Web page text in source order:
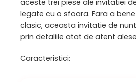
aceste trei piese ale invitatiei
legate cu o sfoara. Fara a
clasic, aceasta invitatie de
prin detaliile atat de atent
Caracteristici: